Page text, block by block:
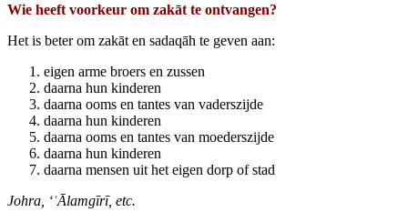
Wie heeft voorkeur om zakāt te ontvangen?
Het is beter om zakāt en sadaqāh te geven aan:
eigen arme broers en zussen
daarna hun kinderen
daarna ooms en tantes van vaderszijde
daarna hun kinderen
daarna ooms en tantes van moederszijde
daarna hun kinderen
daarna mensen uit het eigen dorp of stad
Johra, ‘ʿĀlamgīrī, etc.